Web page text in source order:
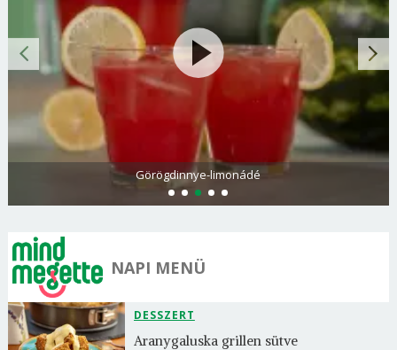
Görögdinnye-limonádé
NAPI MENÜ
DESSZERT
Aranygaluska grillen sütve